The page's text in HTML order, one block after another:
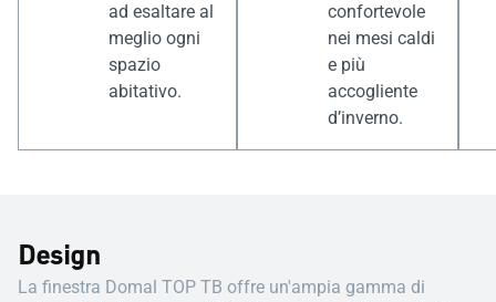
ad esaltare al
meglio ogni
spazio
abitativo.
confortevole
nei mesi caldi
e più
accogliente
d’inverno.
Design
La finestra Domal TOP TB offre un'ampia gamma di